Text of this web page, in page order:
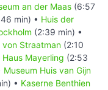
an der Maas (6:57
min) • Huis der
(2:39 min) •
Straatman (2:10
Haus Mayerling (2:53
Museum Huis van Gijn
• Kaserne Benthien